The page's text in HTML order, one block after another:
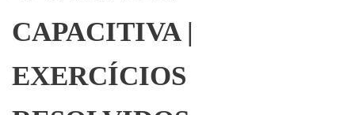
CAPACITIVA |
EXERCÍCIOS